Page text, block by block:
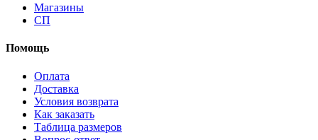
Магазины
СП
Помощь
Оплата
Доставка
Условия возврата
Как заказать
Таблица размеров